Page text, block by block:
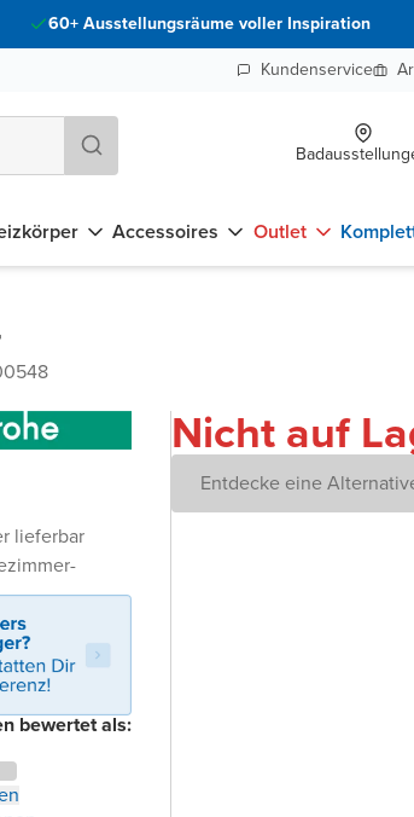
60+ Ausstellungsräume voller Inspiration
Kundenservice
Accessoires Outlet
lieferbar
bewertet als:
Nicht auf
Entdecke eine